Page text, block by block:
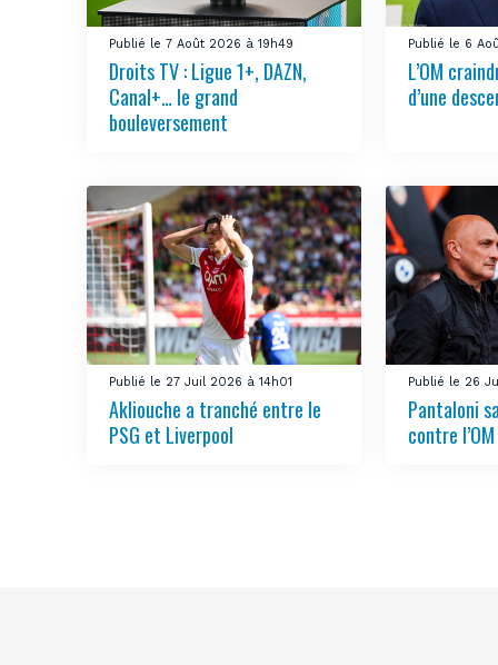
Publié le 7 Août 2026 à 19h49
Droits TV : Ligue 1+, DAZN,
Canal+… le grand
bouleversement
Publié le 6
L’OM
d’une
Publié le 27 Juil 2026 à 14h01
Akliouche a tranché entre le
PSG et Liverpool
Publié le 26
Pantaloni
contre l’OM